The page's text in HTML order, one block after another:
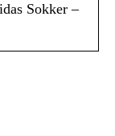
Sokker –